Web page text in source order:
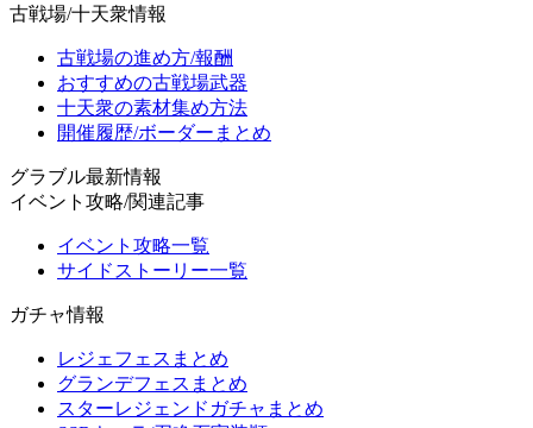
古戦場/十天衆情報
古戦場の進め方/報酬
おすすめの古戦場武器
十天衆の素材集め方法
開催履歴/ボーダーまとめ
グラブル最新情報
イベント攻略/関連記事
イベント攻略一覧
サイドストーリー一覧
ガチャ情報
レジェフェスまとめ
グランデフェスまとめ
スターレジェンドガチャまとめ